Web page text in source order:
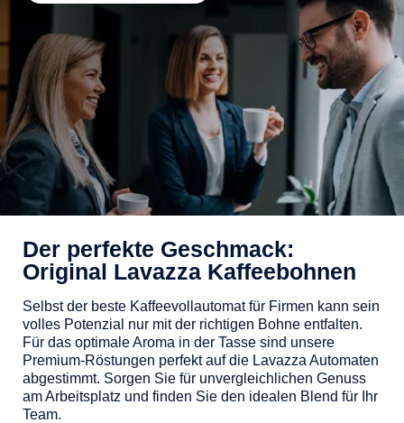
Der perfekte Geschmack:
Original Lavazza Kaffeebohnen
Selbst der beste Kaffeevollautomat für Firmen kann sein
volles Potenzial nur mit der richtigen Bohne entfalten.
Für das optimale Aroma in der Tasse sind unsere
Premium-Röstungen perfekt auf die Lavazza Automaten
abgestimmt. Sorgen Sie für unvergleichlichen Genuss
am Arbeitsplatz und finden Sie den idealen Blend für Ihr
Team.